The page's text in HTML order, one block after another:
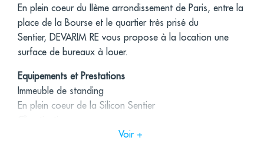
En plein coeur du IIème arrondissement de Paris, entre la
place de la Bourse et le quartier très prisé du
Sentier, DEVARIM RE vous propose à la location une
surface de bureaux à louer.
Equipements et Prestations
Immeuble de standing
En plein coeur de la Silicon Sentier
Voir +